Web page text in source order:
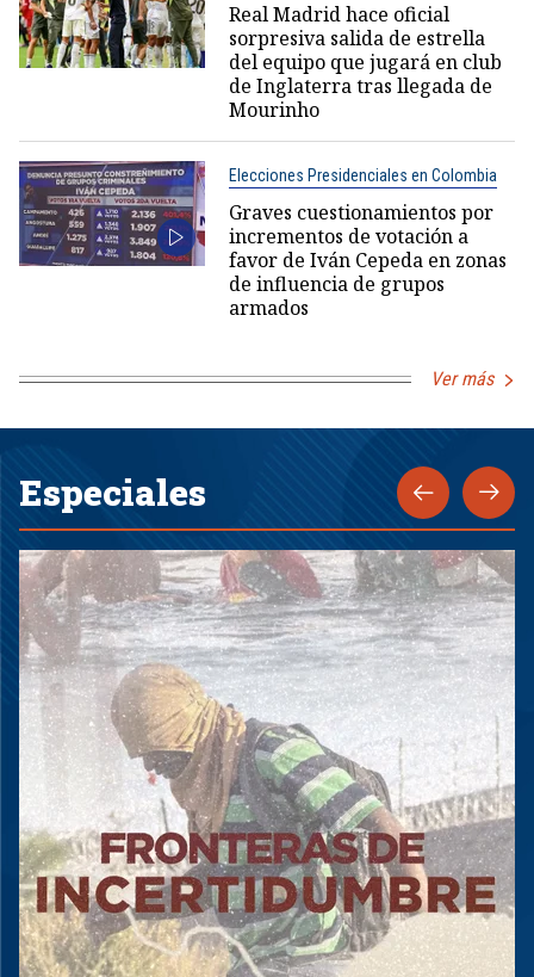
Real Madrid hace oficial
sorpresiva salida de estrella
del equipo que jugará en club
de Inglaterra tras llegada de
Mourinho
Elecciones Presidenciales en Colombia
Graves cuestionamientos por
incrementos de votación a
favor de Iván Cepeda en zonas
de influencia de grupos
armados
Ver más
Especiales